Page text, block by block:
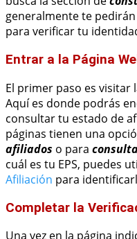
generalmente te
para verificar tu
Entrar a la Página
El primer paso es visitar
Aquí es donde podrás
consultar tu estado de
páginas tienen una
afiliados o para
cuál es tu EPS, puedes
Afiliación para
Completar la
Una vez en la página